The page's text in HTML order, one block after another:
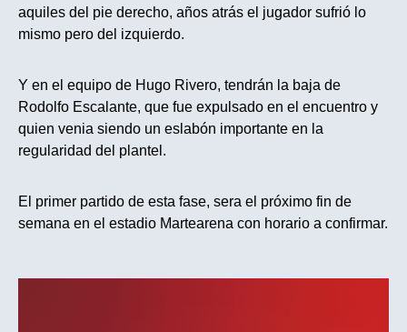
aquiles del pie derecho, años atrás el jugador sufrió lo
mismo pero del izquierdo.
Y en el equipo de Hugo Rivero, tendrán la baja de
Rodolfo Escalante, que fue expulsado en el encuentro y
quien venia siendo un eslabón importante en la
regularidad del plantel.
El primer partido de esta fase, sera el próximo fin de
semana en el estadio Martearena con horario a confirmar.